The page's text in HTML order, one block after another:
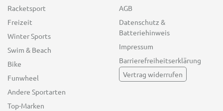
Racketsport
Freizeit
Winter Sports
Swim & Beach
Bike
Funwheel
Andere Sportarten
Top-Marken
AGB
Datenschutz &
Batteriehinweis
Impressum
Barrierefreiheitserklärung
Vertrag widerrufen